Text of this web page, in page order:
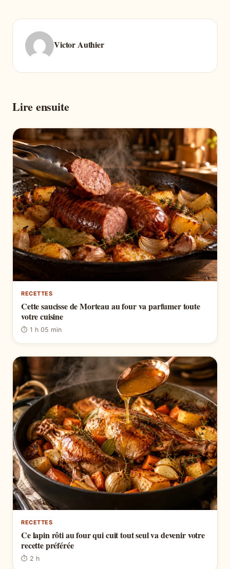
Victor Authier
Lire ensuite
RECETTES
Cette saucisse de Morteau au four va parfumer toute
votre cuisine
⏱ 1 h 05 min
RECETTES
Ce lapin rôti au four qui cuit tout seul va devenir votre
recette préférée
⏱ 2 h